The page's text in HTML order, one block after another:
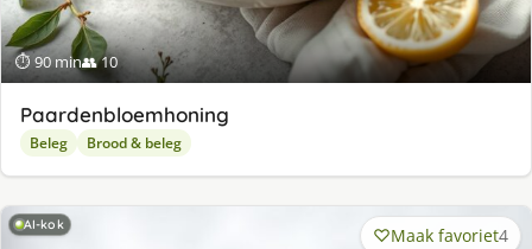
⏱ 90 min👥 10
Paardenbloemhoning
Beleg Brood & beleg
AI-kok Maak favoriet4